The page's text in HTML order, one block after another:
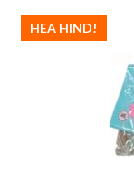
HEA HIND!